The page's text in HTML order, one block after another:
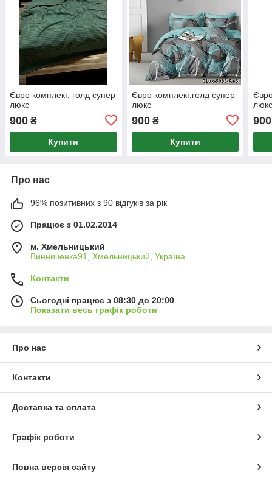
Євро комплект, голд супер
люкс
900 ₴
Купити
Євро комплект,голд супер
люкс
900₴
Купити
900
Про нас
96% позитивних з 90 відгуків за рік
Працює з 01.02.2014
м. Хмельницький
Винниченка91, Хмельницький, Україна
Контакти
Сьогодні працює з 08:30 до 20:00
Показати весь графік роботи
Про нас
Контакти
Доставка та оплата
Графік роботи
Повна версія сайту